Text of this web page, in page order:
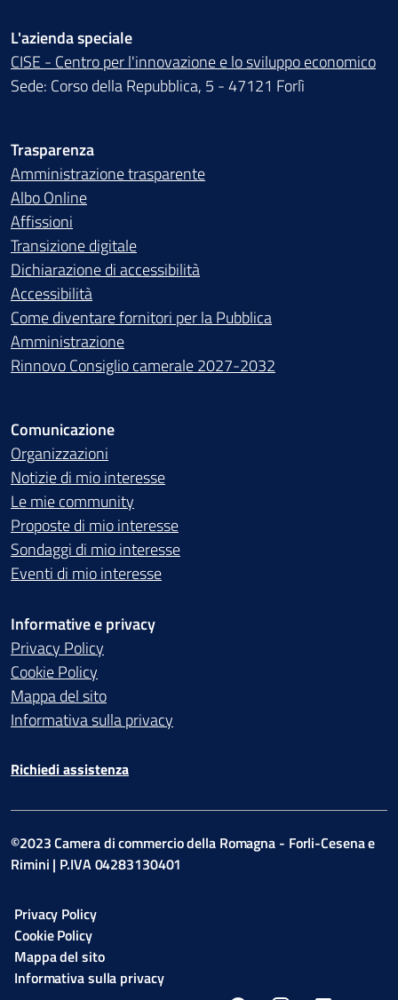
L'azienda speciale
CISE - Centro per l'innovazione e lo sviluppo economico
Sede: Corso della Repubblica, 5 - 47121 Forlì
Trasparenza
Amministrazione trasparente
Albo Online
Affissioni
Transizione digitale
Dichiarazione di accessibilità
Accessibilità
Come diventare fornitori per la Pubblica
Amministrazione
Rinnovo Consiglio camerale 2027-2032
Comunicazione
Organizzazioni
Notizie di mio interesse
Le mie community
Proposte di mio interesse
Sondaggi di mio interesse
Eventi di mio interesse
Informative e privacy
Privacy Policy
Cookie Policy
Mappa del sito
Informativa sulla privacy
Richiedi assistenza
©2023 Camera di commercio della Romagna - Forli-Cesena e
Rimini | P.IVA 04283130401
Privacy Policy
Cookie Policy
Mappa del sito
Informativa sulla privacy